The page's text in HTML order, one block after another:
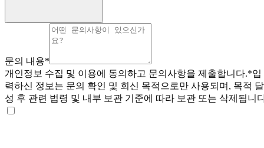
문의 내용*
개인정보 수집 및 이용에 동의하고 문의사항을 제출합니다.*입
력하신 정보는 문의 확인 및 회신 목적으로만 사용되며, 목적 달
성 후 관련 법령 및 내부 보관 기준에 따라 보관 또는 삭제됩니